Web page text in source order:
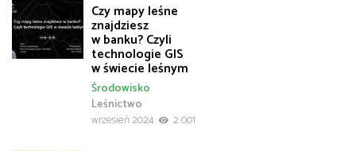
Czy mapy leśne
znajdziesz
w banku? Czyli
technologie GIS
w świecie leśnym
Leśnictwo
Środowisko
wrzesień 2024
2 001